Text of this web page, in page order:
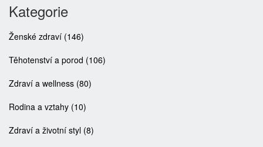
Kategorie
Ženské zdraví (146)
Těhotenství a porod (106)
Zdraví a wellness (80)
Rodina a vztahy (10)
Zdraví a životní styl (8)